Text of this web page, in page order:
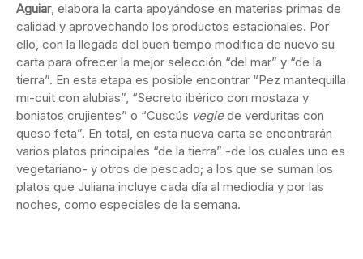
Aguiar, elabora la carta apoyándose en materias primas de
calidad y aprovechando los productos estacionales. Por
ello, con la llegada del buen tiempo modifica de nuevo su
carta para ofrecer la mejor selección “del mar” y “de la
tierra”. En esta etapa es posible encontrar “Pez mantequilla
mi-cuit con alubias”, “Secreto ibérico con mostaza y
boniatos crujientes” o “Cuscús vegiede verduritas con
queso feta”. En total, en esta nueva carta se encontrarán
varios platos principales “de la tierra” -de los cuales uno es
vegetariano- y otros de pescado; a los que se suman los
platos que Juliana incluye cada día al mediodía y por las
noches, como especiales de la semana.